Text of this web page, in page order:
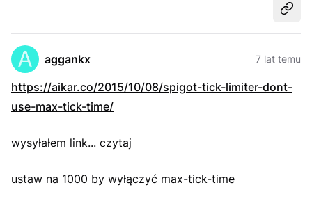
aggankx 7 lat temu
https://aikar.co/2015/10/08/spigot-tick-limiter-dont-
use-max-tick-time/
wysyłałem link... czytaj
ustaw na 1000 by wyłączyć max-tick-time